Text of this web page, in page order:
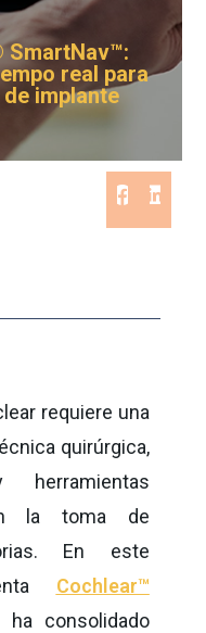
SmartNav™:
real para
implante
requiere una
quirúrgica,
la toma de
En este
Cochlear™
ha consolidado